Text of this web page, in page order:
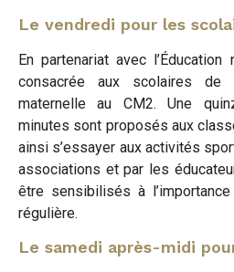
Le vendredi pour les
En partenariat avec
consacrée aux scolaires
maternelle au CM2. Une
minutes sont proposés aux
ainsi s’essayer aux activités
associations et par les
être sensibilisés à
régulière.
Le samedi après-midi